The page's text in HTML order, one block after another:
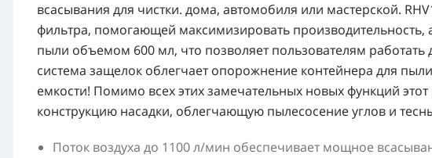
всасывания для чистки. дома, автомобиля или мастерской.
фильтра, помогающей максимизировать
пыли объемом 600 мл, что позволяет пользователям
система защелок облегчает опорожнение контейнера для
емкости! Помимо всех этих замечательных новых функций
конструкцию насадки, облегчающую пылесосение углов и
Поток воздуха до 1100 л/мин обеспечивает мощное